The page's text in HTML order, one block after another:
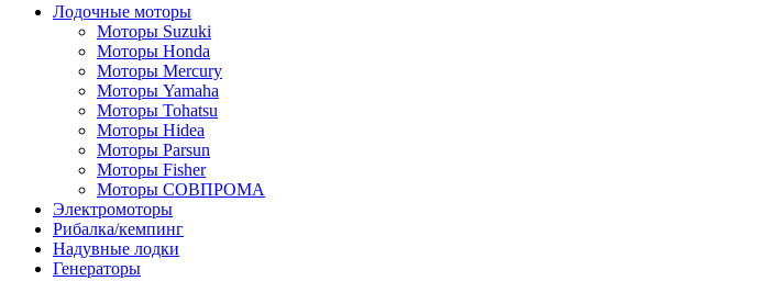
Лодочные моторы
Моторы Suzuki
Моторы Honda
Моторы Mercury
Моторы Yamaha
Моторы Tohatsu
Моторы Hidea
Моторы Parsun
Моторы Fisher
Моторы СОВПРОМА
Электромоторы
Рибалка/кемпинг
Надувные лодки
Генераторы